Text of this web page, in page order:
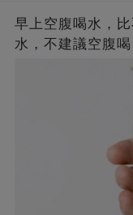
早上空腹喝水，
水，不建議空腹喝